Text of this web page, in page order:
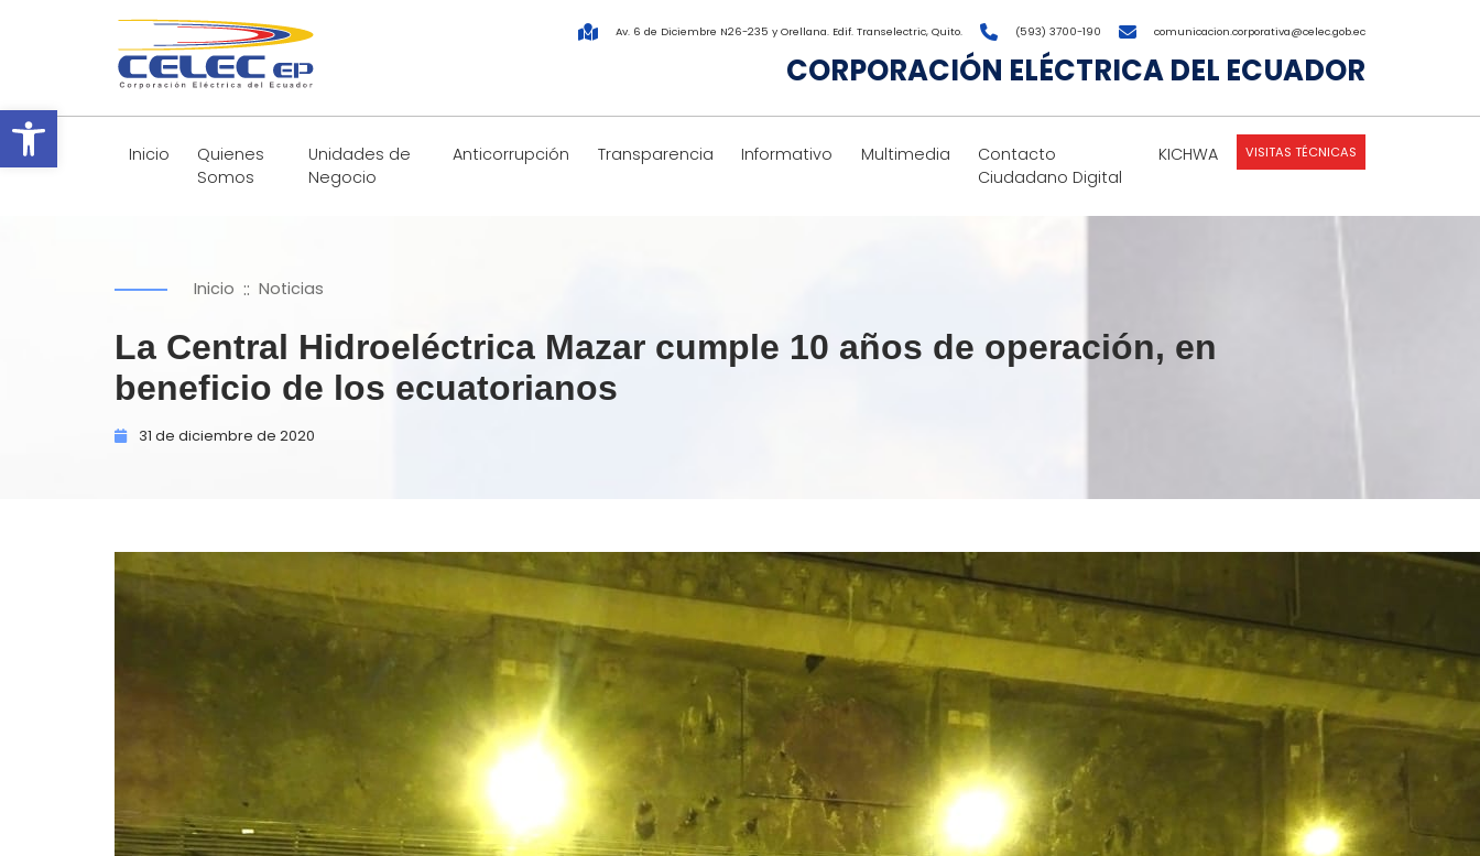
Abrir barra de herramientas
Av. 6 de Diciembre N26-235 y Orellana. Edif. Transelectric, Quito. (593) 3700-190 comunicacion.corporativa@celec.gob.ec
CORPORACIÓN ELÉCTRICA DEL ECUADOR
Inicio
Quienes
Somos
Unidades de
Negocio
Anticorrupción Transparencia Informativo Multimedia
Contacto
Ciudadano Digital
KICHWA VISITAS TÉCNICAS
Inicio :: Noticias
La Central Hidroeléctrica Mazar cumple 10 años de operación, en
beneficio de los ecuatorianos
31 de diciembre de 2020